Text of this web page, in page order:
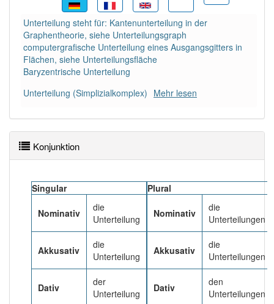
DER:127Ausnahmen Beispiele
DIE:11 043
DAS:2Ausnahmen Beispiele
Häufigkeit: 4 von 10
Wörter mit Endung -unterteilungaber mit einem
anderen Artikeldie: 0
99% unserer Spielapp-Nutzer haben den Artikel
korrekt erraten.
Unterteilung steht für: Kantenunterteilung in der
Graphentheorie, siehe Unterteilungsgraph
computergrafische Unterteilung eines Ausgangsgitters in
Flächen, siehe Unterteilungsfläche
Baryzentrische Unterteilung
Unterteilung (Simplizialkomplex) Mehr lesen
Konjunktion
Singular
Nominativ
die
Unterteilung
Akkusativ
die
Unterteilung
Dativ
der
Unterteilung
Plural
Nominativ
die
Unterteilungen
Akkusativ
die
Unterteilungen
Dativ
den
Unterteilungen